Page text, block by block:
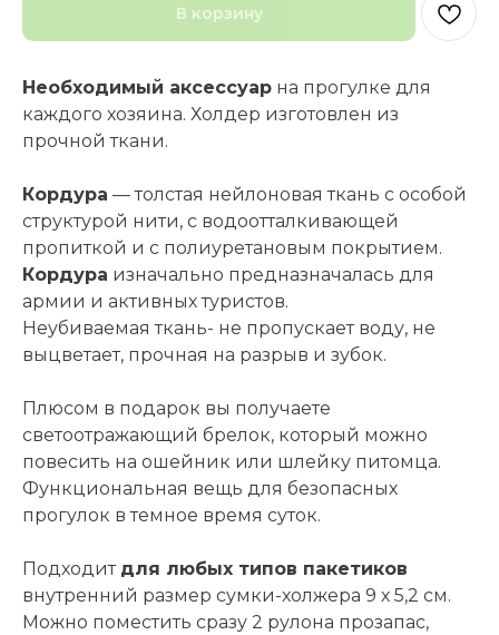
В корзину
Необходимый аксессуар на прогулке для
каждого хозяина. Холдер изготовлен из
прочной ткани.
Кордура — толстая нейлоновая ткань с особой
структурой нити, с водоотталкивающей
пропиткой и с полиуретановым покрытием.
Кордура изначально предназначалась для
армии и активных туристов.
Неубиваемая ткань- не пропускает воду, не
выцветает, прочная на разрыв и зубок.
Плюсом в подарок вы получаете
светоотражающий брелок, который можно
повесить на ошейник или шлейку питомца.
Функциональная вещь для безопасных
прогулок в темное время суток.
Подходит для любых типов пакетиков
внутренний размер сумки-холжера 9 х 5,2 см.
Можно поместить сразу 2 рулона прозапас,